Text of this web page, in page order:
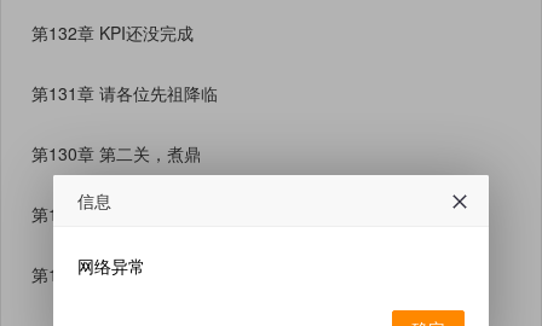
第132章 KPI还没完成
第131章 请各位先祖降临
第130章 第二关，煮鼎
第129章 是来救我们出去的吗
第12章 去陪你们老祖吧
信息
网络异常